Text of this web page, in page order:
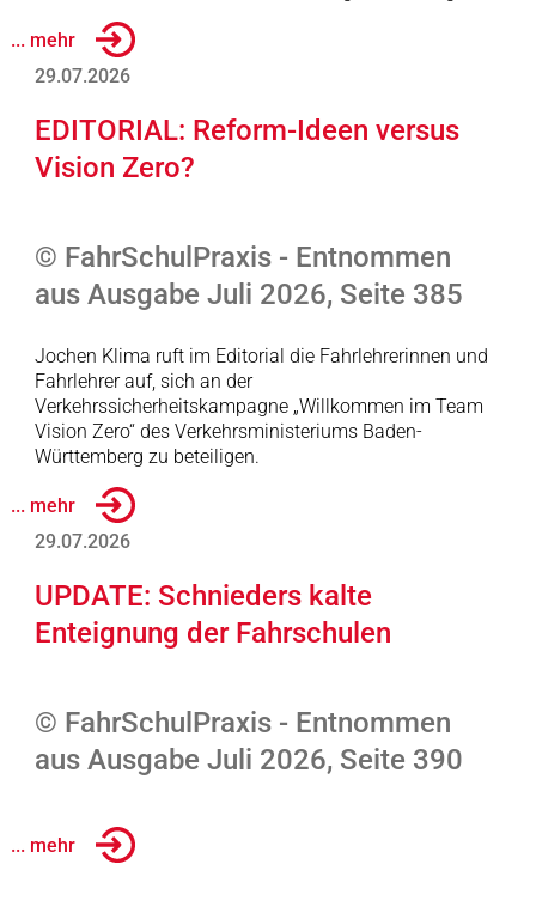
... mehr
29.07.2026
EDITORIAL: Reform-Ideen versus
Vision Zero?
© FahrSchulPraxis - Entnommen
aus Ausgabe Juli 2026, Seite 385
Jochen Klima ruft im Editorial die Fahrlehrerinnen und
Fahrlehrer auf, sich an der
Verkehrssicherheitskampagne „Willkommen im Team
Vision Zero“ des Verkehrsministeriums Baden-
Württemberg zu beteiligen.
... mehr
29.07.2026
UPDATE: Schnieders kalte
Enteignung der Fahrschulen
© FahrSchulPraxis - Entnommen
aus Ausgabe Juli 2026, Seite 390
... mehr